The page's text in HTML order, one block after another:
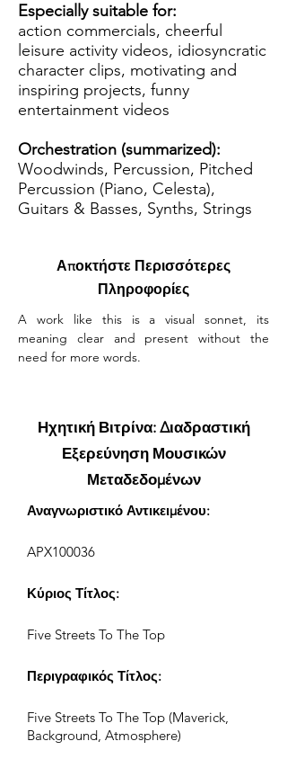
Especially suitable for:
action commercials, cheerful
leisure activity videos, idiosyncratic
character clips, motivating and
inspiring projects, funny
entertainment videos
Orchestration (summarized):
Woodwinds, Percussion, Pitched
Percussion (Piano, Celesta),
Guitars & Basses, Synths, Strings
Αποκτήστε Περισσότερες
Πληροφορίες
A work like this is a visual sonnet, its
meaning clear and present without the
need for more words.
Ηχητική Βιτρίνα: Διαδραστική
Εξερεύνηση Μουσικών
Μεταδεδομένων
Αναγνωριστικό Αντικειμένου:
APX100036
Κύριος Τίτλος:
Five Streets To The Top
Περιγραφικός Τίτλος:
Five Streets To The Top (Maverick,
Background, Atmosphere)